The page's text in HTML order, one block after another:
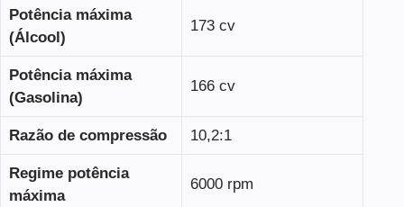
Potência máxima
(Álcool)
173 cv
Potência máxima
(Gasolina)
166 cv
Razão de compressão 10,2:1
Regime potência
máxima
6000 rpm